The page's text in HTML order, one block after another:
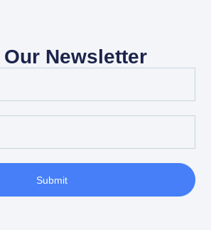
Newsletter
Submit